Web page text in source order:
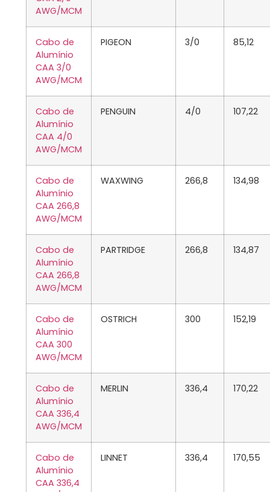
AWG/MCM
Cabo de
Alumínio
CAA 3/0
AWG/MCM
PIGEON 3/0 85,12
Cabo de
Alumínio
CAA 4/0
AWG/MCM
PENGUIN 4/0 107,22
Cabo de
Alumínio
CAA 266,8
AWG/MCM
WAXWING 266,8 134,98
Cabo de
Alumínio
CAA 266,8
AWG/MCM
PARTRIDGE 266,8 134,87
Cabo de
Alumínio
CAA 300
AWG/MCM
OSTRICH 300 152,19
Cabo de
Alumínio
CAA 336,4
AWG/MCM
MERLIN 336,4 170,22
Cabo de
Alumínio
CAA 336,4
LINNET 336,4 170,55